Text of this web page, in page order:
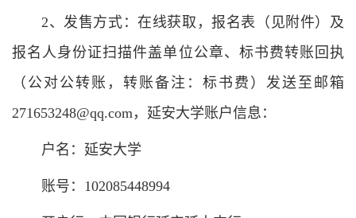
2、发售方式：在线获取，报名表（见附件）及
报名人身份证扫描件盖单位公章、标书费转账回执
（公对公转账，转账备注：标书费）发送至邮箱
271653248@qq.com，延安大学账户信息：
户名：延安大学
账号：102085448994